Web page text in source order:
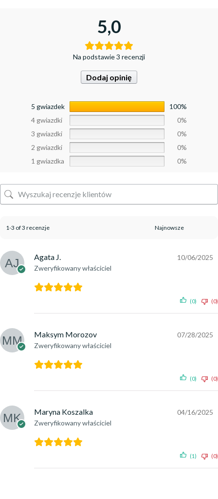
5,0
Na podstawie 3 recenzji
Dodaj opinię
5 gwiazdek
100%
4 gwiazdki
0%
3 gwiazdki
0%
2 gwiazdki
0%
1 gwiazdka
0%
1-3 of 3 recenzje
Agata J.
Zweryfikowany właściciel
10/06/2025
(0) (0)
Maksym Morozov
Zweryfikowany właściciel
07/28/2025
(0) (0)
Maryna Koszalka
Zweryfikowany właściciel
04/16/2025
(1) (0)